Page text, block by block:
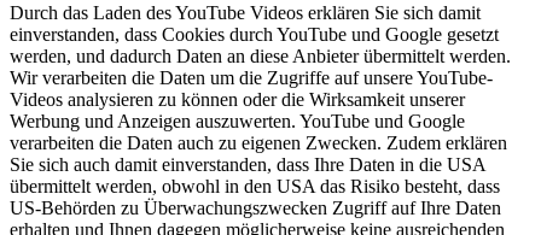
Durch das Laden des YouTube Videos erklären Sie sich damit
einverstanden, dass Cookies durch YouTube und Google gesetzt
werden, und dadurch Daten an diese Anbieter übermittelt werden.
Wir verarbeiten die Daten um die Zugriffe auf unsere YouTube-
Videos analysieren zu können oder die Wirksamkeit unserer
Werbung und Anzeigen auszuwerten. YouTube und Google
verarbeiten die Daten auch zu eigenen Zwecken. Zudem erklären
Sie sich auch damit einverstanden, dass Ihre Daten in die USA
übermittelt werden, obwohl in den USA das Risiko besteht, dass
US-Behörden zu Überwachungszwecken Zugriff auf Ihre Daten
erhalten und Ihnen dagegen möglicherweise keine ausreichenden